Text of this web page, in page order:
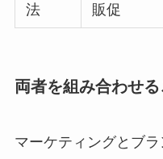
法
販促
両者を組み合わせ
マーケティングとブ